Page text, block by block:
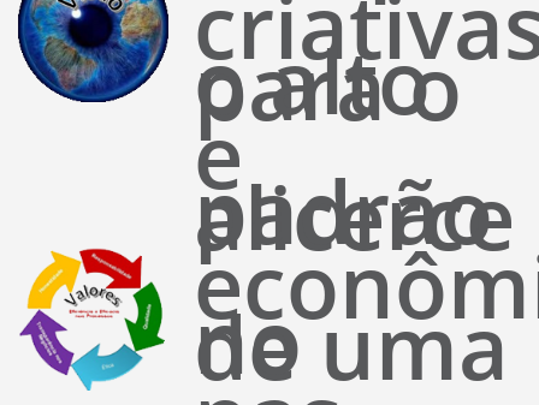
para o
alicerce
de uma
e
o alto
padrão
no